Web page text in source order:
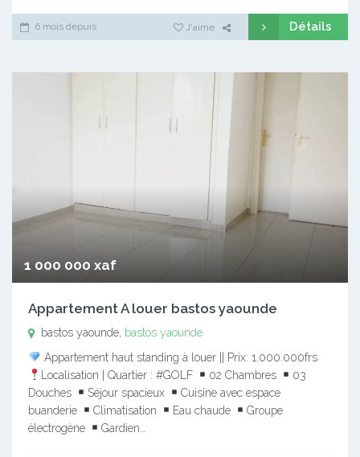
6 mois depuis J'aime Détails
1 000 000 xaf
Appartement A louer bastos yaounde
bastos yaounde, bastos yaounde
Appartement haut standing à louer || Prix: 1.000.000frs
Localisation | Quartier : #GOLF
02 Chambres
03
Douches
Séjour spacieux
Cuisine avec espace
buanderie
Climatisation Eau chaude
Groupe
électrogène
Gardien…